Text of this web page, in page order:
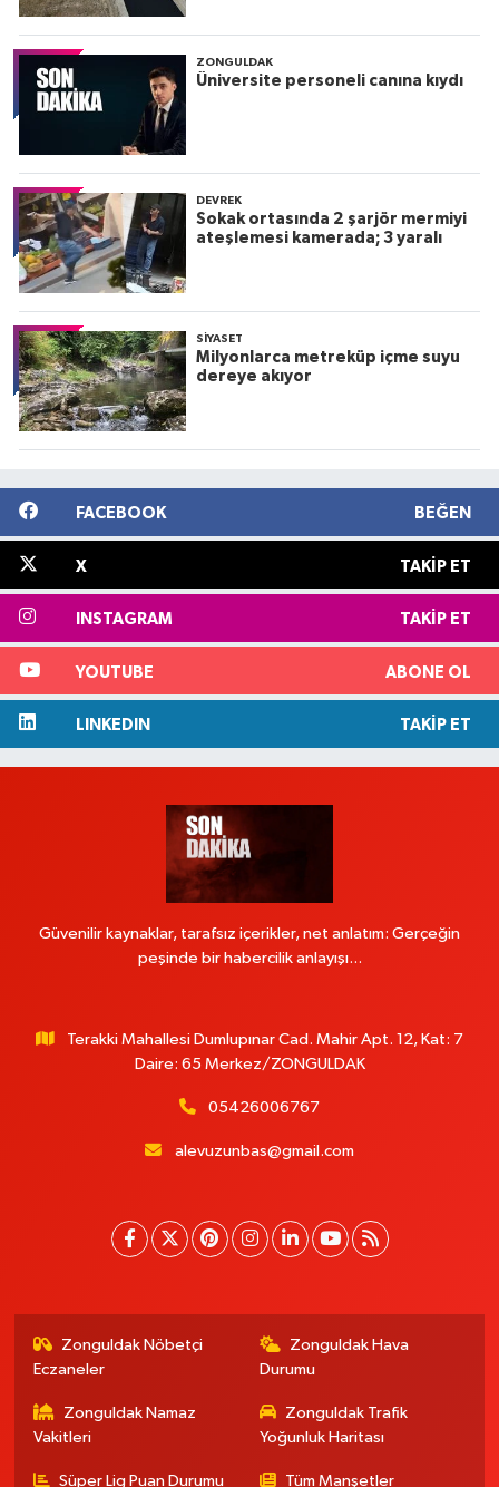
ZONGULDAK
Üniversite personeli canına kıydı
DEVREK
Sokak ortasında 2 şarjör mermiyi
ateşlemesi kamerada; 3 yaralı
SIYASET
Milyonlarca metreküp içme suyu
dereye akıyor
FACEBOOK BEĞEN
X TAKIP ET
INSTAGRAM TAKIP ET
YOUTUBE ABONE OL
LINKEDIN TAKIP ET
Güvenilir kaynaklar, tarafsız içerikler, net anlatım: Gerçeğin
peşinde bir habercilik anlayışı...
Terakki Mahallesi Dumlupınar Cad. Mahir Apt. 12, Kat: 7
Daire: 65 Merkez/ZONGULDAK
05426006767
alevuzunbas@gmail.com
Zonguldak Nöbetçi
Eczaneler
Zonguldak Hava
Durumu
Zonguldak Namaz
Vakitleri
Zonguldak Trafik
Yoğunluk Haritası
Süper Lig Puan Durumu Tüm Manşetler